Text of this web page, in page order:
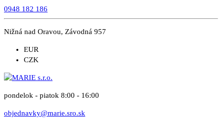
0948 182 186
Nižná nad Oravou, Závodná 957
EUR
CZK
pondelok - piatok 8:00 - 16:00
objednavky@marie.sro.sk